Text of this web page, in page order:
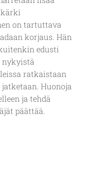
on tartuttava
korjaus. Hän
edusti
ratkaistaan
Huonoja
ja tehdä
päättää.